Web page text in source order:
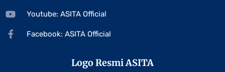
Youtube: ASITA Official
Facebook: ASITA Official
Logo Resmi ASITA